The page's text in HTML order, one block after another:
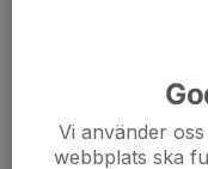
Vi använder
webbplats ska